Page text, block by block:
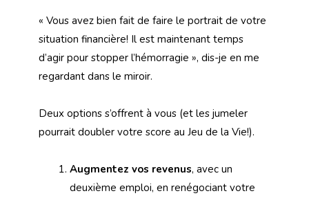
« Vous avez bien fait de faire le portrait de votre
situation financière! Il est maintenant temps
d’agir pour stopper l’hémorragie », dis-je en me
regardant dans le miroir.
Deux options s’offrent à vous (et les jumeler
pourrait doubler votre score au Jeu de la Vie!).
Augmentez vos revenus, avec un
deuxième emploi, en renégociant votre